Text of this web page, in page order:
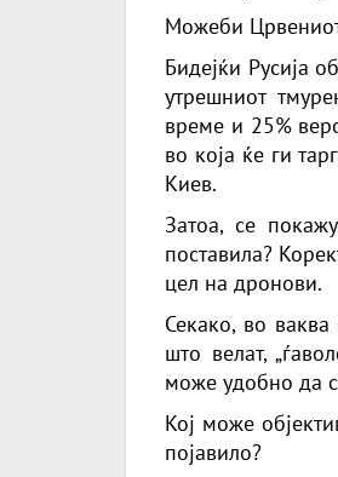
Можеби
Бидејќи Русија
утрешниот
време и 25%
во која ќе ги
Киев.
Затоа, се
поставила?
цел на дронови.
Секако, во
што велат,
може удобно да
Кој може
појавило?